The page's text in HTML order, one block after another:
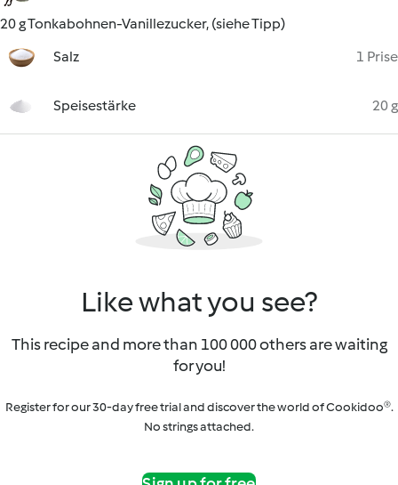
20 g Tonkabohnen-Vanillezucker, (siehe Tipp)
Salz
1 Prise
Speisestärke 20 g
Like what you see?
This recipe and more than 100 000 others are waiting
for you!
Register for our 30-day free trial and discover the world of Cookidoo®.
No strings attached.